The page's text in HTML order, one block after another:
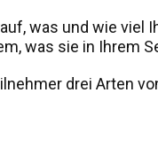
was und wie viel
was sie in Ihrem
drei Arten